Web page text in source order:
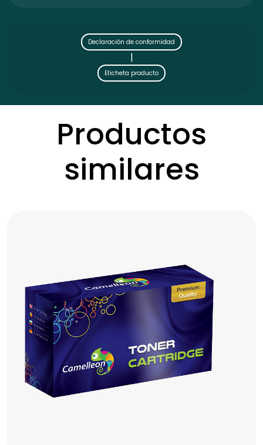
Declaración de conformidad
|
Eticheta producto
Productos
similares